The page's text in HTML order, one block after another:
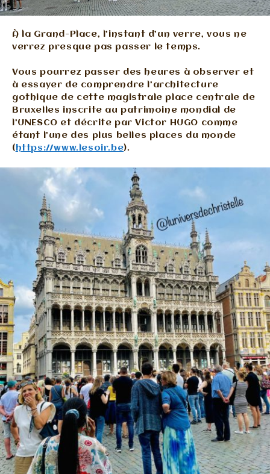
À la Grand-Place, l’instant d’un verre, vous ne
verrez presque pas passer le temps.
Vous pourrez passer des heures à observer et
à essayer de comprendre l’architecture
gothique de cette magistrale place centrale de
Bruxelles inscrite au patrimoine mondial de
l’UNESCO et décrite par Victor HUGO comme
étant l’une des plus belles places du monde
(https://www.lesoir.be).